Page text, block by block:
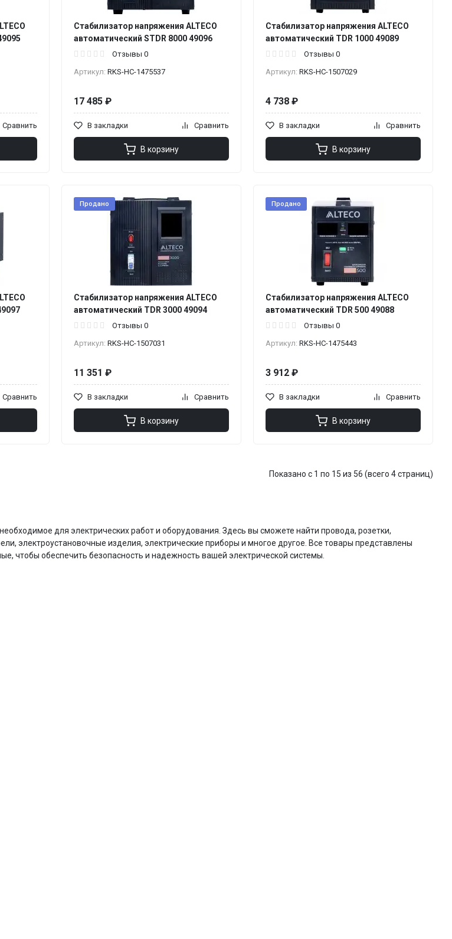
Сравнить
Стабилизатор напряжения ALTECO
автоматический STDR 8000 49096
Отзывы 0
Артикул: RKS-НС-1475537
17 485 ₽
В закладки Сравнить
В корзину
Стабилизатор напряжения ALTECO
автоматический TDR 1000 49089
Отзывы 0
Артикул: RKS-НС-1507029
4 738 ₽
В закладки Сравнить
В корзину
Сравнить
Продано
Стабилизатор напряжения ALTECO
автоматический TDR 3000 49094
Отзывы 0
Артикул: RKS-НС-1507031
11 351 ₽
В закладки Сравнить
В корзину
Продано
Стабилизатор напряжения ALTECO
автоматический TDR 500 49088
Отзывы 0
Артикул: RKS-НС-1475443
3 912 ₽
В закладки Сравнить
В корзину
Показано с 1 по 15 из 56 (всего 4 страниц)
для электрических работ и оборудования. Здесь вы сможете найти провода, розетки,
электроустановочные изделия, электрические приборы и многое другое. Все товары представлены
чтобы обеспечить безопасность и надежность вашей электрической системы.